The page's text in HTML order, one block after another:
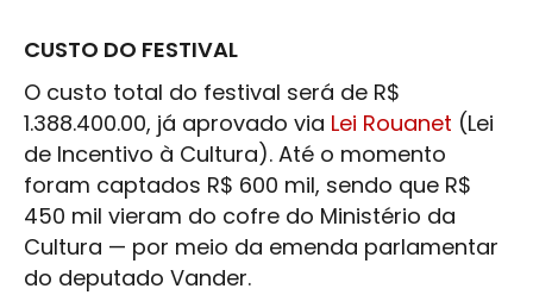
CUSTO DO FESTIVAL
O custo total do festival será de R$
1.388.400.00, já aprovado via Lei Rouanet (Lei
de Incentivo à Cultura). Até o momento
foram captados R$ 600 mil, sendo que R$
450 mil vieram do cofre do Ministério da
Cultura — por meio da emenda parlamentar
do deputado Vander.